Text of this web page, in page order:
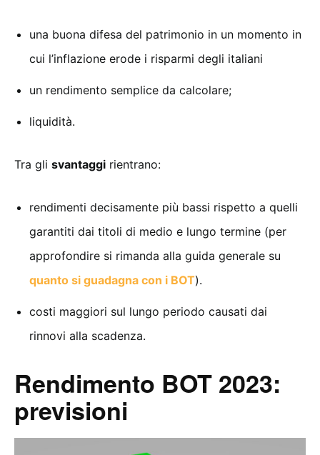
una buona difesa del patrimonio in un momento in
cui l’inflazione erode i risparmi degli italiani
un rendimento semplice da calcolare;
liquidità.
Tra gli svantaggi rientrano:
rendimenti decisamente più bassi rispetto a quelli
garantiti dai titoli di medio e lungo termine (per
approfondire si rimanda alla guida generale su
quanto si guadagna con i BOT).
costi maggiori sul lungo periodo causati dai
rinnovi alla scadenza.
Rendimento BOT 2023:
previsioni